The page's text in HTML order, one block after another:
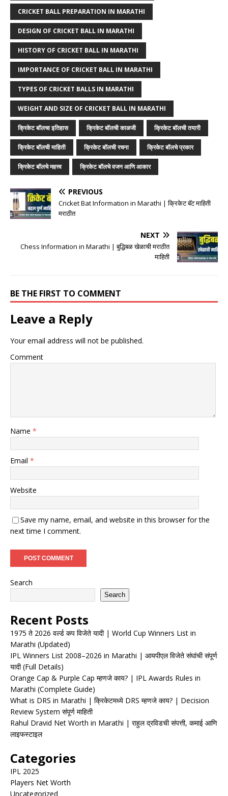
CRICKET BALL PREPARATION IN MARATHI
DESIGN OF CRICKET BALL IN MARATHI
HISTORY OF CRICKET BALL IN MARATHI
IMPORTANCE OF CRICKET BALL IN MARATHI
TYPES OF CRICKET BALLS IN MARATHI
WEIGHT AND SIZE OF CRICKET BALL IN MARATHI
क्रिकेट बॉलचा इतिहास क्रिकेट बॉलची काळजी क्रिकेट बॉलची तयारी
क्रिकेट बॉलची माहिती क्रिकेट बॉलची रचना क्रिकेट बॉलचे प्रकार
क्रिकेट बॉलचे महत्त्व क्रिकेट बॉलचे वजन आणि आकार
PREVIOUS
Cricket Bat Information in Marathi | क्रिकेट बॅट माहिती
मराठीत
NEXT
Chess Information in Marathi | बुद्धिबळ खेळाची मराठीत
माहिती
BE THE FIRST TO COMMENT
Leave a Reply
Your email address will not be published.
Comment
Name *
Email *
Website
Save my name, email, and website in this browser for the
next time I comment.
Search
Search
Recent Posts
1975 ते 2026 वर्ल्ड कप विजेते यादी | World Cup Winners List in
Marathi (Updated)
IPL Winners List 2008–2026 in Marathi | आयपीएल विजेते संघांची संपूर्ण
यादी (Full Details)
Orange Cap & Purple Cap म्हणजे काय? | IPL Awards Rules in
Marathi (Complete Guide)
What is DRS in Marathi | क्रिकेटमध्ये DRS म्हणजे काय? | Decision
Review System संपूर्ण माहिती
Rahul Dravid Net Worth in Marathi | राहुल द्रविडची संपत्ती, कमाई आणि
लाइफस्टाइल
Categories
IPL 2025
Players Net Worth
Uncategorized